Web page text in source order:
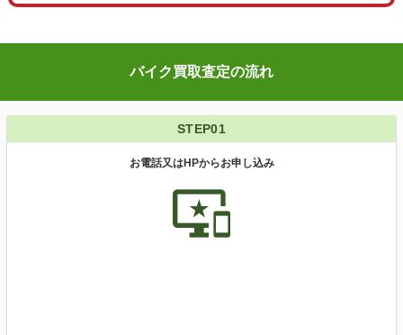
バイク買取査定の流れ
STEP01
お電話又はHPからお申し込み
important_devices